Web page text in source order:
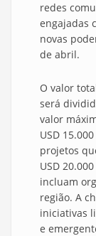
redes
engajadas
novas
de abril.
O valor
será
valor
USD
projetos
USD
incluam
região. A
iniciativas
e